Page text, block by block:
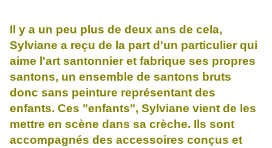
Il y a un peu plus de deux ans de cela,
Sylviane a reçu de la part d'un particulier qui
aime l'art santonnier et fabrique ses propres
santons, un ensemble de santons bruts
donc sans peinture représentant des
enfants. Ces "enfants", Sylviane vient de les
mettre en scène dans sa crèche. Ils sont
accompagnés des accessoires conçus et